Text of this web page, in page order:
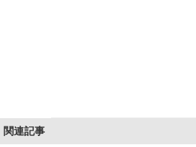
関連記事